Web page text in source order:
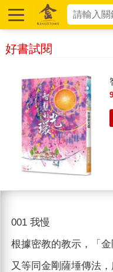
好書試閱
9
001 我慢
根據密教的教示，「金
又等同金剛薩埵傳法